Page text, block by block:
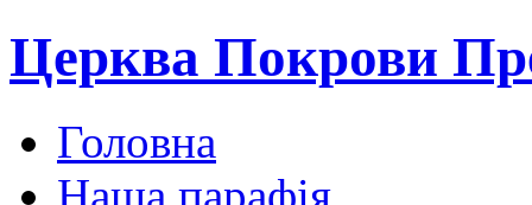
Церква Покрови
Головна
Наша парафія